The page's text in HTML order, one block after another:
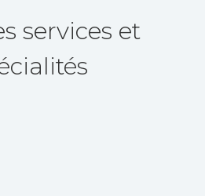
services et